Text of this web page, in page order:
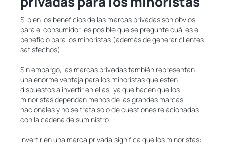
Si bien los beneficios de las marcas privadas son obvios
para el consumidor, es posible que se pregunte cuál es el
beneficio para los minoristas (además de generar clientes
satisfechos).
Sin embargo, las marcas privadas también representan
una enorme ventaja para los minoristas que estén
dispuestos a invertir en ellas, ya que hacen que los
minoristas dependan menos de las grandes marcas
nacionales y no se trata solo de cuestiones relacionadas
con la cadena de suministro.
Invertir en una marca privada significa que los minoristas: